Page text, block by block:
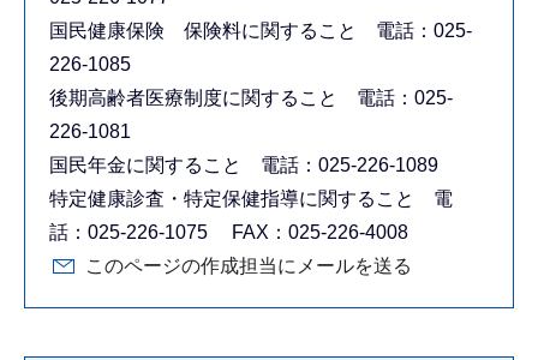
国民健康保険 保険料に関すること 電話：025-
226-1085
後期高齢者医療制度に関すること 電話：025-
226-1081
国民年金に関すること 電話：025-226-1089
特定健康診査・特定保健指導に関すること 電
話：025-226-1075 FAX：025-226-4008
このページの作成担当にメールを送る